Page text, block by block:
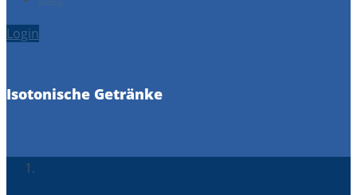
Login
Isotonische Getränke